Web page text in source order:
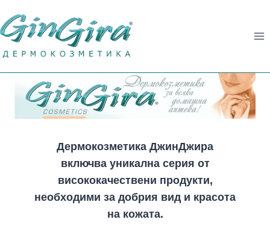
съдържанието
Дермокозметика ДжинДжира
включва уникална серия от
висококачествени продукти,
необходими за добрия вид и красота
на кожата.